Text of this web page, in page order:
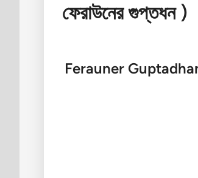
ফেরাউনের গুপ্তধন )
Ferauner